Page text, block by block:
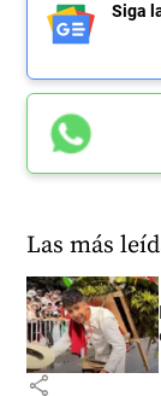
Siga
Las más
share